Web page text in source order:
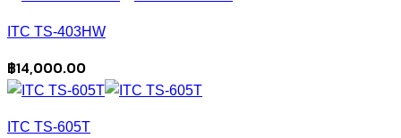
ITC TS-403HW
฿14,000.00
ITC TS-605T